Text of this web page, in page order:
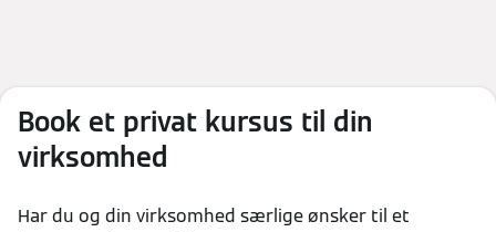
Book et privat kursus til din
virksomhed
Har du og din virksomhed særlige ønsker til et